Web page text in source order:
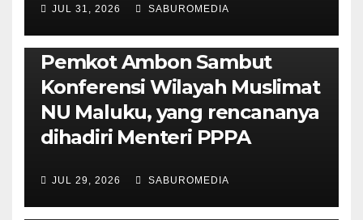
JUL 31, 2026 SABUROMEDIA
AMBON METRO JURNALISME AKTIVIS
POLITIK & PEMERINTAHAN
Pemkot Ambon Sambut
Konferensi Wilayah Muslimat
NU Maluku, yang rencananya
dihadiri Menteri PPPA
JUL 29, 2026 SABUROMEDIA
AMBON METRO POLITIK & PEMERINTAHAN